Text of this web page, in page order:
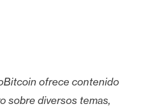
ofrece contenido
sobre diversos temas,